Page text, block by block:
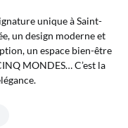
unique à Saint-
un design moderne et
un espace bien-être
MONDES… C’est la